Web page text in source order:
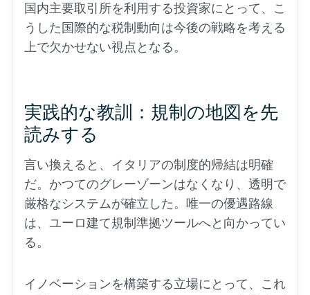
国内主要取引所を利用する投資家にとって、こ
うした国際的な税制動向は今後の戦略を考える
上で欠かせない視点となる。
実践的な教訓：規制の地図を先
読みする
言い換えると、イタリアの制度的帰結は明確
だ。かつてのグレーゾーンはなくなり、透明で
厳格なシステムが確立した。唯一の優遇路線
は、ユーロ建て規制準拠ツールへと向かってい
る。
イノベーションを構築する立場にとって、これ